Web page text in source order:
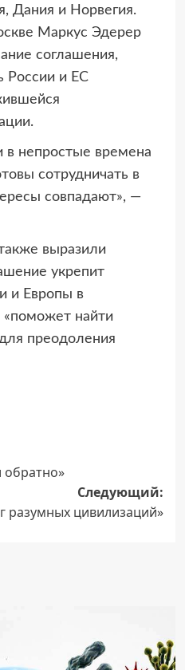
Дания и Норвегия.
Маркус Эдерер
соглашения,
России и ЕС
в непростые времена
сотрудничать в
совпадают», —
выразили
укрепит
и Европы в
«поможет найти
преодоления
обратно»
Следующий:
разумных цивилизаций»